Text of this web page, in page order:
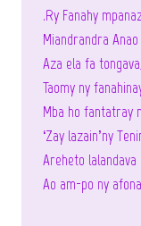
.Ry Fanahy
Miandrandra Anao
Aza ela fa tongava,
Taomy ny
Mba ho fantatray
‘Zay lazain’ny
Areheto lalandava
Ao am-po ny